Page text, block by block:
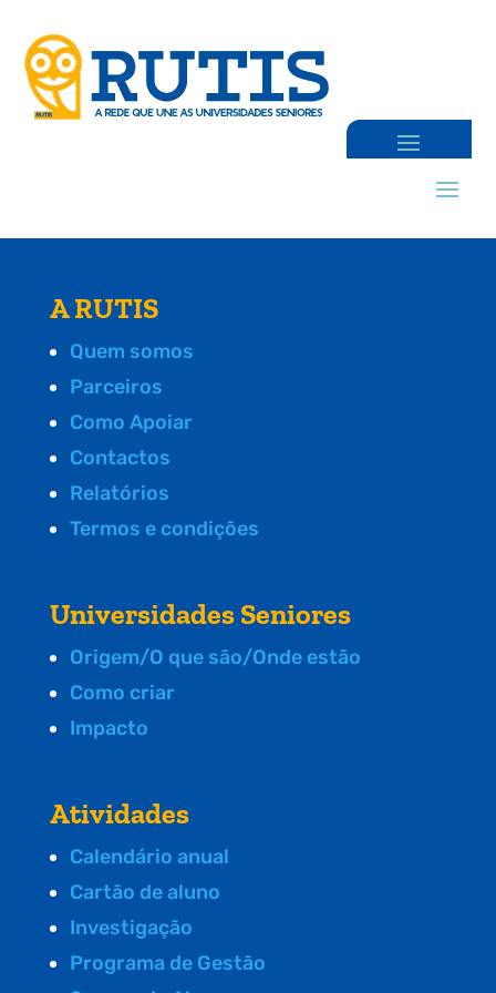
A RUTIS
Quem somos
Parceiros
Como Apoiar
Contactos
Relatórios
Termos e condições
Universidades Seniores
Origem/O que são/Onde estão
Como criar
Impacto
Atividades
Calendário anual
Cartão de aluno
Investigação
Programa de Gestão